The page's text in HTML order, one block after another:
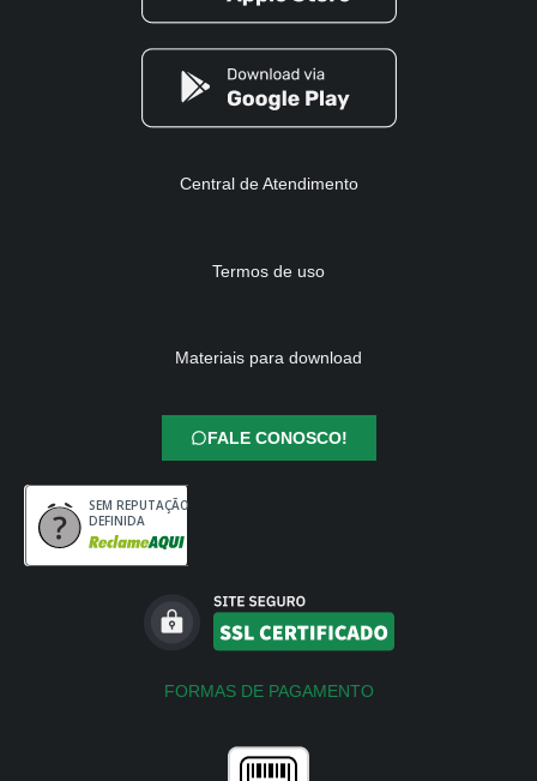
Central de Atendimento
Termos de uso
Materiais para download
FALE CONOSCO!
SEM REPUTAÇÃO
DEFINIDA
FORMAS DE PAGAMENTO